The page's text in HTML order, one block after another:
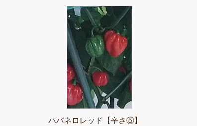
ハバネロレッド【辛さ⑤】